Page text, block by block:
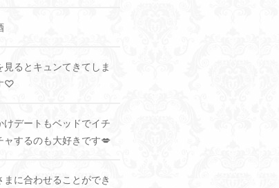
見るとキュンてきてしま
♡
けデートもベッドでイチ
ャするのも大好きです💋
まに合わせることができ